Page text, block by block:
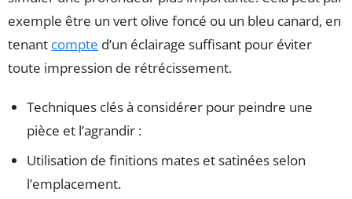
exemple être un vert olive foncé ou un bleu canard, en
tenant compte d’un éclairage suffisant pour éviter
toute impression de rétrécissement.
Techniques clés à considérer pour peindre une
pièce et l’agrandir :
Utilisation de finitions mates et satinées selon
l’emplacement.